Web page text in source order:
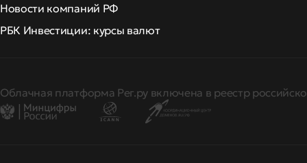
Новости компаний РФ
РБК Инвестиции: курсы валют
Облачная платформа Рег.ру включена в реестр